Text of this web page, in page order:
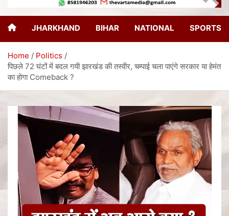
JHARKHAND BIHAR NATIONAL SPORTS
Home
Politics
पिछले 72 घंटों में बदल गयी झारखंड की तस्वीर, चम्पाई चला पाएंगे सरकार या हेमंत
का होगा Comeback ?